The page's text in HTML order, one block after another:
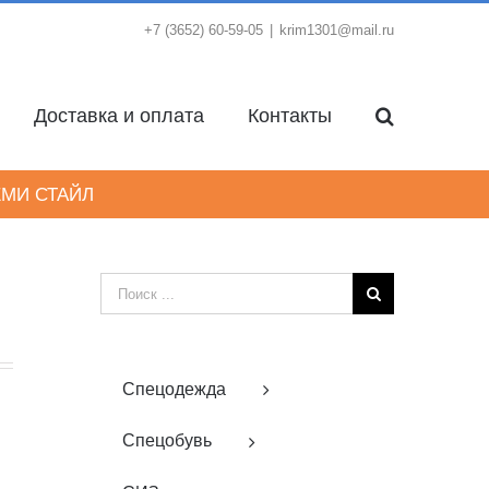
+7 (3652) 60-59-05 krim1301@mail.ru
Доставка и оплата Контакты
СТАЙЛ
Результат
поиска:
Спецодежда
Спецобувь